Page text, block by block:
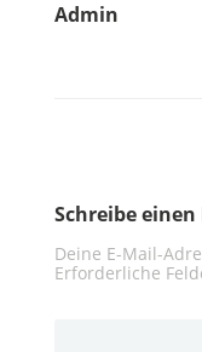
Admin
Schreibe
Deine E-Mail-
Erforderliche